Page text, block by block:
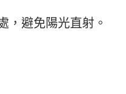
，避免陽光直射。